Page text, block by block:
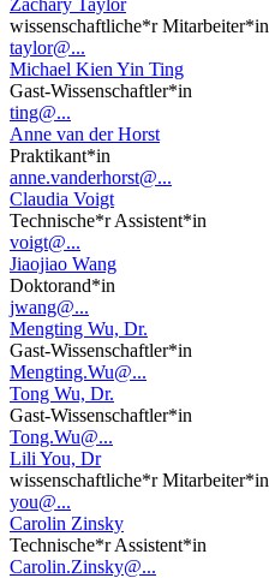
wissenschaftliche*r Mitarbeiter*in
taylor@...
Michael Kien Yin Ting
Gast-Wissenschaftler*in
ting@...
Anne van der Horst
Praktikant*in
anne.vanderhorst@...
Claudia Voigt
Technische*r Assistent*in
voigt@...
Jiaojiao Wang
Doktorand*in
jwang@...
Mengting Wu, Dr.
Gast-Wissenschaftler*in
Mengting.Wu@...
Tong Wu, Dr.
Gast-Wissenschaftler*in
Tong.Wu@...
Lili You, Dr
wissenschaftliche*r Mitarbeiter*in
you@...
Carolin Zinsky
Technische*r Assistent*in
Carolin.Zinsky@...